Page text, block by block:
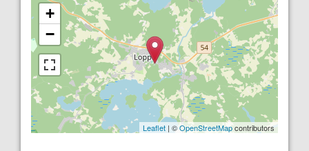
+
−
Leaflet | ©OpenStreetMapcontributors